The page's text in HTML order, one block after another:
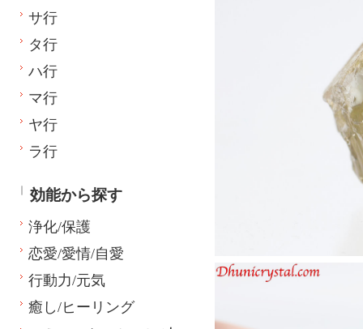
サ行
タ行
ハ行
マ行
ヤ行
ラ行
効能から探す
浄化/保護
恋愛/愛情/自愛
行動力/元気
癒し/ヒーリング